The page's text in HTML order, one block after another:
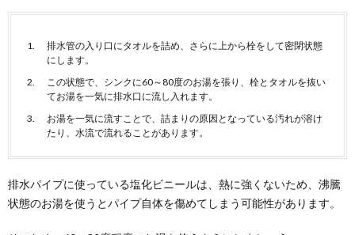
重曹で掃除。排水口のヌメヌメには重曹と
重曹を掃除で使う時に、最も威力を発揮するのが『排
排水管の入り口にタオルを詰め、さらに上から栓をして密閉状態
にします。
この状態で、シンクに60～80度のお湯を張り、栓とタオルを抜い
てお湯を一気に排水口に流し入れます。
お湯を一気に流すことで、詰まりの原因となっている汚れが溶け
たり、水流で流れることがあります。
排水パイプに使っている塩化ビニールは、熱に強くないため、沸騰
状態のお湯を使うとパイプ自体を傷めてしまう可能性があります。